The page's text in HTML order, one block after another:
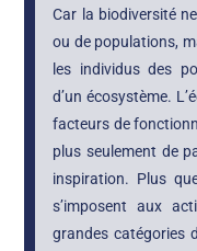
Car la biodiversité
ou de populations,
les individus des
d’un écosystème.
facteurs de
plus seulement de
inspiration. Plus
s’imposent aux
grandes catégories